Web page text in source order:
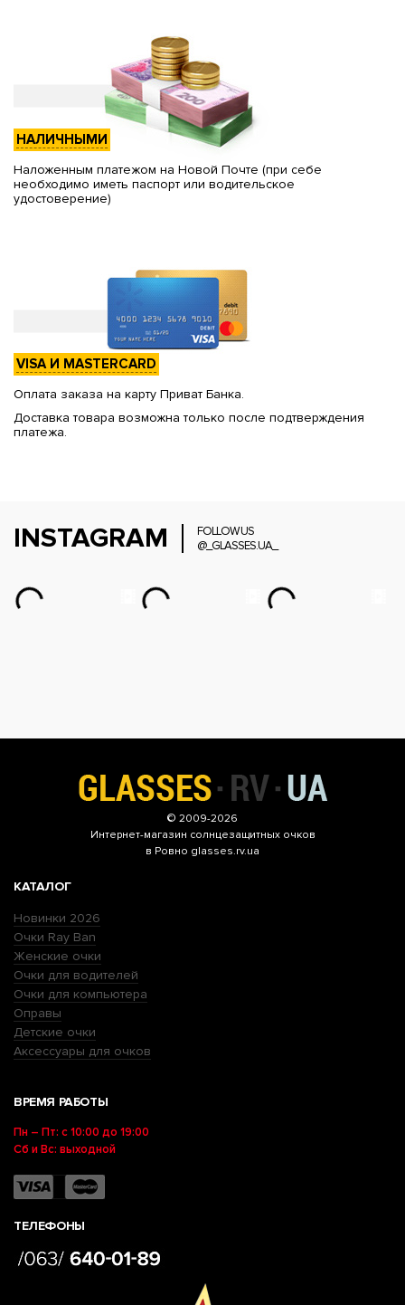
НАЛИЧНЫМИ
Наложенным платежом на Новой Почте (при себе
необходимо иметь паспорт или водительское
удостоверение)
VISA И MASTERCARD
Оплата заказа на карту Приват Банка.
Доставка товара возможна только после подтверждения
платежа.
INSTAGRAM
FOLLOW US
@_GLASSES.UA_
© 2009-2026
Интернет-магазин солнцезащитных очков
в Ровно glasses.rv.ua
КАТАЛОГ
Новинки 2026
Очки Ray Ban
Женские очки
Очки для водителей
Очки для компьютера
Оправы
Детские очки
Аксессуары для очков
ВРЕМЯ РАБОТЫ
Пн – Пт: с 10:00 до 19:00
Сб и Вс: выходной
ТЕЛЕФОНЫ